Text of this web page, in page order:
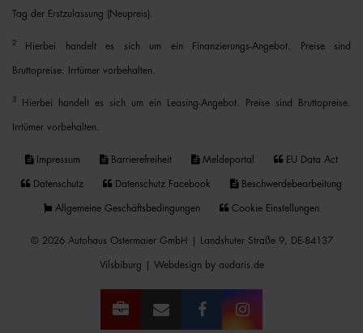
Tag der Erstzulassung (Neupreis).
2 Hierbei handelt es sich um ein Finanzierungs-Angebot. Preise sind
Bruttopreise. Irrtümer vorbehalten.
3 Hierbei handelt es sich um ein Leasing-Angebot. Preise sind Bruttopreise.
Irrtümer vorbehalten.
Impressum Barrierefreiheit Meldeportal EU Data Act
Datenschutz Datenschutz Facebook Beschwerdebearbeitung
Allgemeine Geschäftsbedingungen Cookie Einstellungen
© 2026 Autohaus Ostermaier GmbH | Landshuter Straße 9, DE-84137
Vilsbiburg | Webdesign by audaris.de